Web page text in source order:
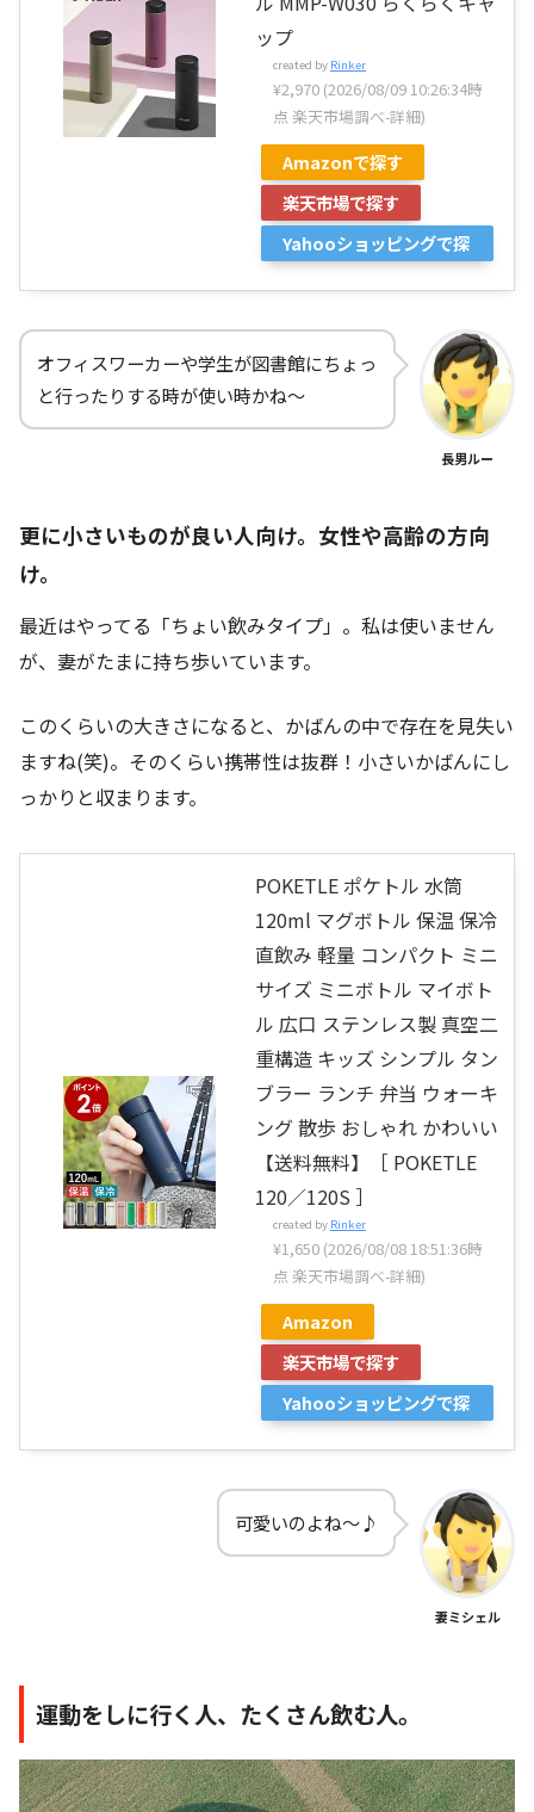
ップ
created by Rinker
¥2,970 (2026/08/09 10:26:34時
点 楽天市場調べ-詳細)
Amazonで探す
楽天市場で探す
Yahooショッピングで探
オフィスワーカーや学生が図書館にちょっ
と行ったりする時が使い時かね～
長男ルー
更に小さいものが良い人向け。女性や高齢の方向
け。
最近はやってる「ちょい飲みタイプ」。私は使いません
が、妻がたまに持ち歩いています。
このくらいの大きさになると、かばんの中で存在を見失い
ますね(笑)。そのくらい携帯性は抜群！小さいかばんにし
っかりと収まります。
POKETLE ポケトル 水筒
120ml マグボトル 保温 保冷
直飲み 軽量 コンパクト ミニ
サイズ ミニボトル マイボト
ル 広口 ステンレス製 真空二
重構造 キッズ シンプル タン
ブラー ランチ 弁当 ウォーキ
ング 散歩 おしゃれ かわいい
【送料無料】［ POKETLE
120／120S ］
created by Rinker
¥1,650 (2026/08/08 18:51:36時
点 楽天市場調べ-詳細)
Amazon
楽天市場で探す
Yahooショッピングで探
可愛いのよね～♪
妻ミシェル
運動をしに行く人、たくさん飲む人。